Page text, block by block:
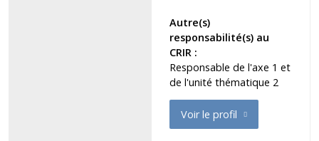
Autre(s)
responsabilité(s) au
CRIR :
Responsable de l'axe 1 et
de l'unité thématique 2
Voir le profil
de Boudrias Marie-Hélène